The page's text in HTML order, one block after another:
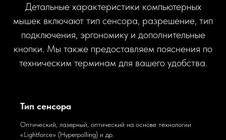
Детальные характеристики компьютерных
мышек включают тип сенсора, разрешение, тип
подключения, эргономику и дополнительные
кнопки. Мы также предоставляем пояснения по
техническим терминам для вашего удобства.
Тип сенсора
Оптический, лазерный, оптический на основе технологии
«Lightforce» (Hyperpolling) и др.